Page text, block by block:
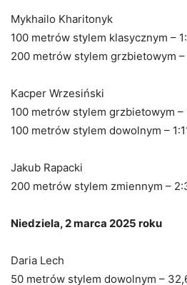
Mykhailo Kharitonyk
100 metrów stylem klasycznym –
200 metrów stylem grzbietowym –
Kacper Wrzesiński
100 metrów stylem grzbietowym –
100 metrów stylem dowolnym –
Jakub Rapacki
200 metrów stylem zmiennym –
Niedziela, 2 marca 2025 roku
Daria Lech
50 metrów stylem dowolnym –